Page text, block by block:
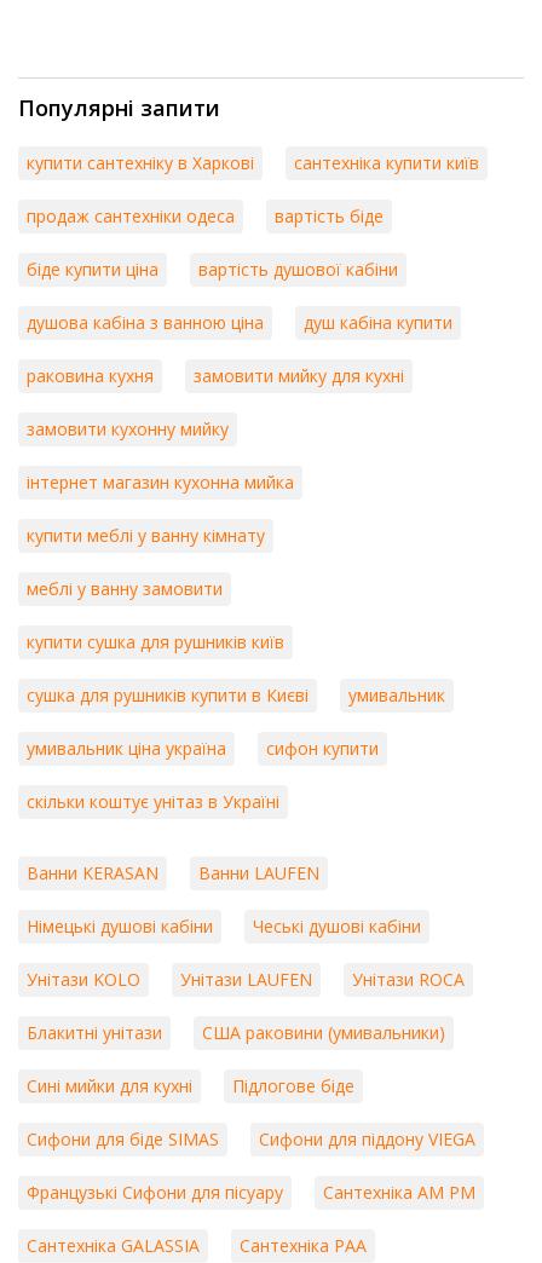
Популярні запити
купити сантехніку в Харкові сантехніка купити київ
продаж сантехніки одеса вартість біде
біде купити ціна вартість душової кабіни
душова кабіна з ванною ціна душ кабіна купити
раковина кухня замовити мийку для кухні
замовити кухонну мийку
інтернет магазин кухонна мийка
купити меблі у ванну кімнату
меблі у ванну замовити
купити сушка для рушників київ
сушка для рушників купити в Києві умивальник
умивальник ціна україна сифон купити
скільки коштує унітаз в Україні
Ванни KERASAN Ванни LAUFEN
Німецькі душові кабіни Чеські душові кабіни
Унітази KOLO Унітази LAUFEN Унітази ROCA
Блакитні унітази США раковини (умивальники)
Сині мийки для кухні Підлогове біде
Сифони для біде SIMAS Сифони для піддону VIEGA
Французькі Сифони для пісуару Сантехніка AM PM
Сантехніка GALASSIA Сантехніка PAA